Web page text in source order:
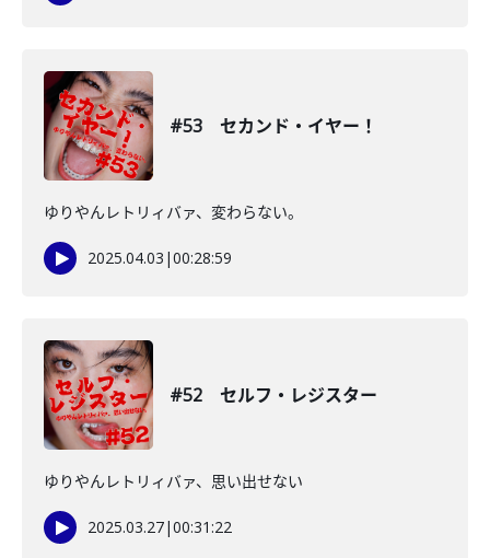
#53 セカンド・イヤー！
ゆりやんレトリィバァ、変わらない。
2025.04.03 |00:28:59
#52 セルフ・レジスター
ゆりやんレトリィバァ、思い出せない
2025.03.27|00:31:22